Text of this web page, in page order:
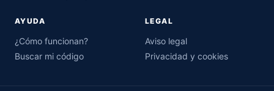
AYUDA
¿Cómo funcionan?
Buscar mi código
LEGAL
Aviso legal
Privacidad y cookies